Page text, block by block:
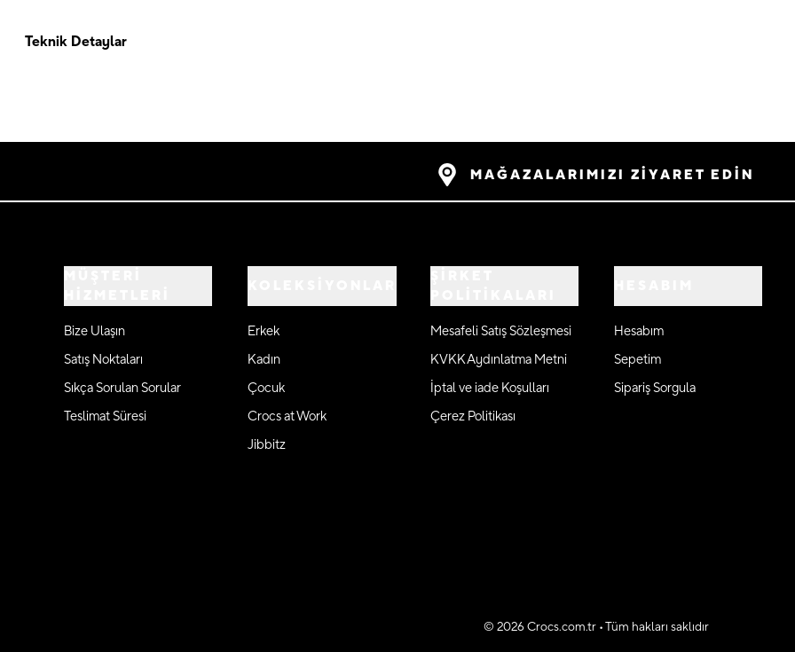
Teknik Detaylar
MAĞAZALARIMIZI ZİYARET EDİN
Bize Ulaşın
Satış Noktaları
Sıkça Sorulan Sorular
Teslimat Süresi
Erkek
Kadın
Çocuk
Crocs at Work
Jibbitz
Mesafeli Satış Sözleşmesi
KVKK Aydınlatma Metni
İptal ve iade Koşulları
Çerez Politikası
Hesabım
Sepetim
Sipariş Sorgula
© 2026 Crocs.com.tr • Tüm hakları saklıdır